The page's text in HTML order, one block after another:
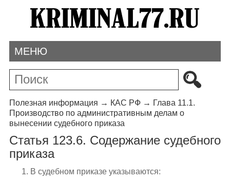
МЕНЮ
Полезная информация → КАС РФ→ Глава 11.1.
Производство по административным делам о
вынесении судебного приказа
Статья 123.6. Содержание судебного
приказа
1. В судебном приказе указываются: